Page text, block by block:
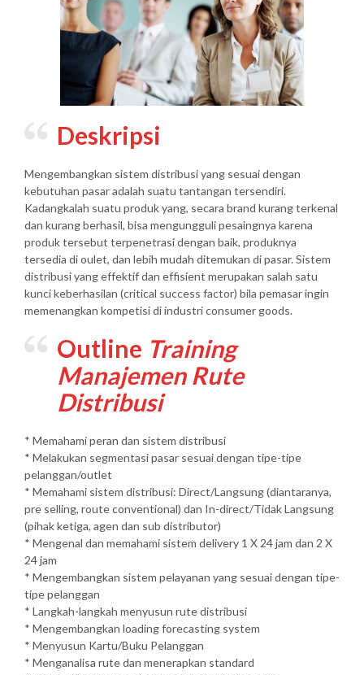
Deskripsi
Mengembangkan sistem distribusi yang sesuai dengan
kebutuhan pasar adalah suatu tantangan tersendiri.
Kadangkalah suatu produk yang, secara brand kurang terkenal
dan kurang berhasil, bisa mengungguli pesaingnya karena
produk tersebut terpenetrasi dengan baik, produknya
tersedia di oulet, dan lebih mudah ditemukan di pasar. Sistem
distribusi yang effektif dan effisient merupakan salah satu
kunci keberhasilan (critical success factor) bila pemasar ingin
memenangkan kompetisi di industri consumer goods.
Outline Training
Manajemen Rute
Distribusi
* Memahami peran dan sistem distribusi
* Melakukan segmentasi pasar sesuai dengan tipe-tipe
pelanggan/outlet
* Memahami sistem distribusi: Direct/Langsung (diantaranya,
pre selling, route conventional) dan In-direct/Tidak Langsung
(pihak ketiga, agen dan sub distributor)
* Mengenal dan memahami sistem delivery 1 X 24 jam dan 2 X
24 jam
* Mengembangkan sistem pelayanan yang sesuai dengan tipe-
tipe pelanggan
* Langkah-langkah menyusun rute distribusi
* Mengembangkan loading forecasting system
* Menyusun Kartu/Buku Pelanggan
* Menganalisa rute dan menerapkan standard